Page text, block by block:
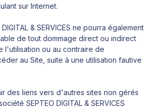
sur Internet.
& SERVICES ne pourra également
de tout dommage direct ou indirect
l'utilisation ou au contraire de
au Site, suite à une utilisation fautive
des liens vers d'autres sites non gérés
SEPTEO DIGITAL & SERVICES